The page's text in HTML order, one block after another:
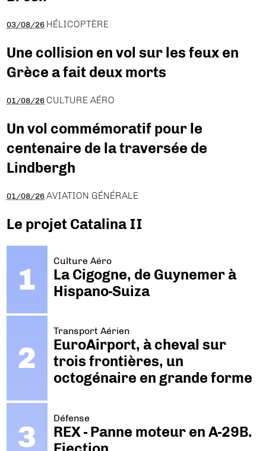
03/08/26 HÉLICOPTÈRE
Une collision en vol sur les feux en
Grèce a fait deux morts
01/08/26 CULTURE AÉRO
Un vol commémoratif pour le
centenaire de la traversée de
Lindbergh
01/08/26 AVIATION GÉNÉRALE
Le projet Catalina II
Culture Aéro
La Cigogne, de Guynemer à
Hispano-Suiza
Transport Aérien
EuroAirport, à cheval sur
trois frontières, un
octogénaire en grande forme
Défense
REX - Panne moteur en A-29B.